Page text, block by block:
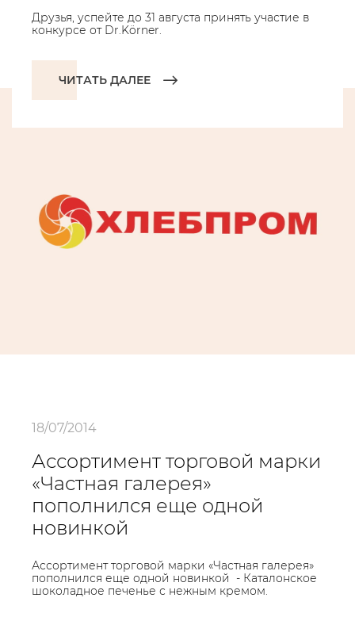
Друзья, успейте до 31 августа принять участие в
конкурсе от Dr.Körner.
ЧИТАТЬ ДАЛЕЕ
18/07/2014
Ассортимент торговой марки
«Частная галерея»
пополнился еще одной
новинкой
Ассортимент торговой марки «Частная галерея»
пополнился еще одной новинкой - Каталонское
шоколадное печенье с нежным кремом.